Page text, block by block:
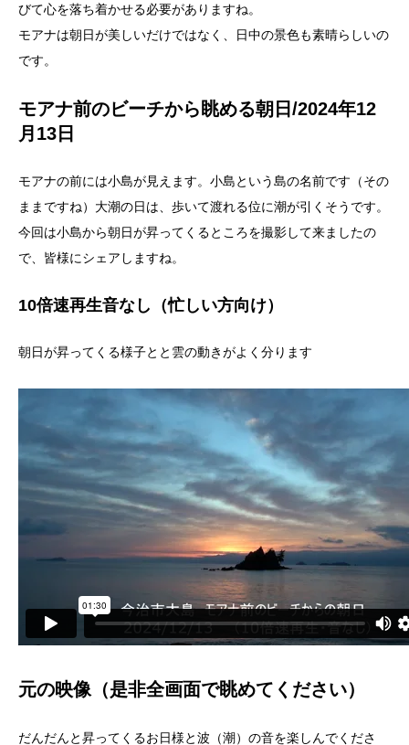
びて心を落ち着かせる必要がありますね。
モアナは朝日が美しいだけではなく、日中の景色も素晴らしいの
です。
モアナ前のビーチから眺める朝日/2024年12
月13日
モアナの前には小島が見えます。小島という島の名前です（その
ままですね）大潮の日は、歩いて渡れる位に潮が引くそうです。
今回は小島から朝日が昇ってくるところを撮影して来ましたの
で、皆様にシェアしますね。
10倍速再生音なし（忙しい方向け）
朝日が昇ってくる様子とと雲の動きがよく分ります
元の映像（是非全画面で眺めてください）
だんだんと昇ってくるお日様と波（潮）の音を楽しんでくださ